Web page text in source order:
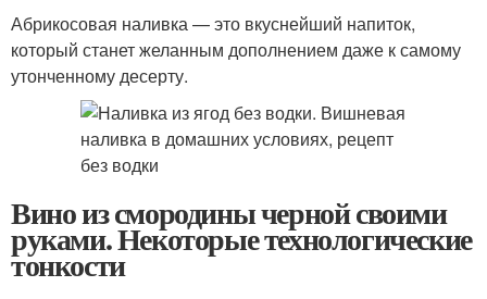
Абрикосовая наливка — это вкуснейший напиток,
который станет желанным дополнением даже к самому
утонченному десерту.
Вино из смородины черной своими
руками. Некоторые технологические
тонкости